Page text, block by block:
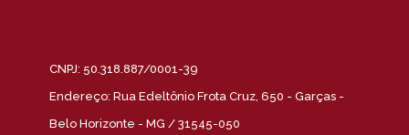
CNPJ: 50.318.887/0001-39
Endereço: Rua Edeltônio Frota Cruz, 650 - Garças -
Belo Horizonte - MG / 31545-050